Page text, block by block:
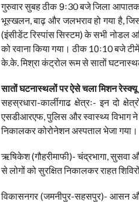
गुरुवार सुबह ठीक 9ः30 बजे जिला
भूस्खलन, बाढ़ और जलभराव हो गया है,
(इंसीडेंट रिस्पांस सिस्टम) के सभी नोडल
को रवाना किया गया। ठीक 10ः10 बजे
के.के. मिश्रा कंट्रोल रूम से सातों
सातों घटनास्थलों पर ऐसे चला मिशन रेस्क्यू
सहस्रधारा-कार्लीगाढ क्षेत्रः- इन दो
एसडीआरएफ, पुलिस और स्वास्थ्य विभाग ने
निकालकर कोरोनेशन अस्पताल भेजा गया।
ऋषिकेश (गौहरीमाफी)- चंद्रभागा, सुसवा
से लोगों को सुरक्षित निकालकर राहत
विकासनगर (जमनीपुर-सहसपुर)- आसन और